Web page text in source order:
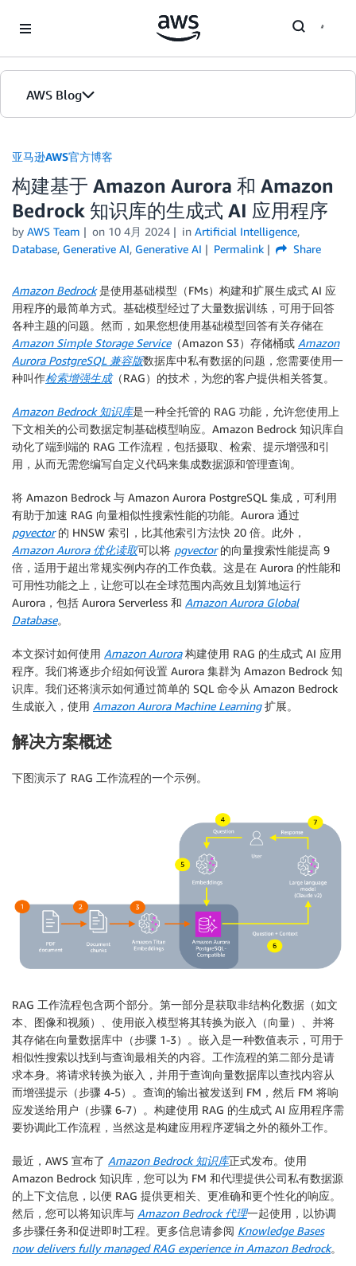
AWS Blog
首页
版本
亚马逊AWS官方博客
构建基于 Amazon Aurora 和 Amazon
Bedrock 知识库的生成式 AI 应用程序
by AWS Team on 10 4月 2024 in Artificial Intelligence,
Database, Generative AI, Generative AI Permalink Share
Amazon Bedrock是使用基础模型（FMs）构建和扩展生成式 AI 应
用程序的最简单方式。基础模型经过了大量数据训练，可用于回答
各种主题的问题。然而，如果您想使用基础模型回答有关存储在
Amazon Simple Storage Service（Amazon S3）存储桶或 Amazon
Aurora PostgreSQL 兼容版数据库中私有数据的问题，您需要使用一
种叫作检索增强生成（RAG）的技术，为您的客户提供相关答复。
Amazon Bedrock 知识库是一种全托管的 RAG 功能，允许您使用上
下文相关的公司数据定制基础模型响应。Amazon Bedrock 知识库自
动化了端到端的 RAG 工作流程，包括摄取、检索、提示增强和引
用，从而无需您编写自定义代码来集成数据源和管理查询。
将 Amazon Bedrock 与 Amazon Aurora PostgreSQL 集成，可利用
有助于加速 RAG 向量相似性搜索性能的功能。Aurora 通过
pgvector的 HNSW 索引，比其他索引方法快 20 倍。此外，
Amazon Aurora 优化读取可以将 pgvector的向量搜索性能提高 9
倍，适用于超出常规实例内存的工作负载。这是在 Aurora 的性能和
可用性功能之上，让您可以在全球范围内高效且划算地运行
Aurora，包括 Aurora Serverless 和 Amazon Aurora Global
Database。
本文探讨如何使用 Amazon Aurora构建使用 RAG 的生成式 AI 应用
程序。我们将逐步介绍如何设置 Aurora 集群为 Amazon Bedrock 知
识库。我们还将演示如何通过简单的 SQL 命令从 Amazon Bedrock
生成嵌入，使用 Amazon Aurora Machine Learning扩展。
解决方案概述
下图演示了 RAG 工作流程的一个示例。
RAG 工作流程包含两个部分。第一部分是获取非结构化数据（如文
本、图像和视频）、使用嵌入模型将其转换为嵌入（向量）、并将
其存储在向量数据库中（步骤 1-3）。嵌入是一种数值表示，可用于
相似性搜索以找到与查询最相关的内容。工作流程的第二部分是请
求本身。将请求转换为嵌入，并用于查询向量数据库以查找内容从
而增强提示（步骤 4-5）。查询的输出被发送到 FM，然后 FM 将响
应发送给用户（步骤 6-7）。构建使用 RAG 的生成式 AI 应用程序需
要协调此工作流程，当然这是构建应用程序逻辑之外的额外工作。
最近，AWS 宣布了 Amazon Bedrock 知识库正式发布。使用
Amazon Bedrock 知识库，您可以为 FM 和代理提供公司私有数据源
的上下文信息，以便 RAG 提供更相关、更准确和更个性化的响应。
然后，您可以将知识库与 Amazon Bedrock 代理一起使用，以协调
多步骤任务和促进即时工程。更多信息请参阅 Knowledge Bases
now delivers fully managed RAG experience in Amazon Bedrock。